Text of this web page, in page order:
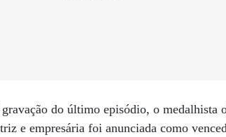
do último episódio, o medalhista
e empresária foi anunciada como